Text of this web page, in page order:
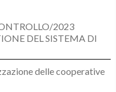
2023
DEL SISTEMA DI
delle cooperative